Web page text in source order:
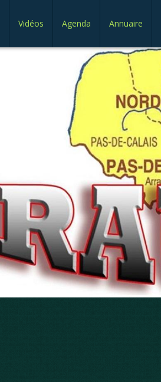
Vidéos Agenda Annuaire